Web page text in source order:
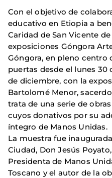
Con el objetivo de
educativo en Etiopia a
Caridad de San Vicente
exposiciones Góngora
Góngora, en pleno centro
puertas desde el lunes 30
de diciembre, con la
Bartolomé Menor,
trata de una serie de
cuyos donativos por su
íntegro de Manos Unidas.
La muestra fue
Ciudad, Don Jesús
Presidenta de Manos
Toscano y el autor de la